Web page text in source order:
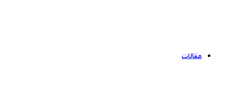
مقالات